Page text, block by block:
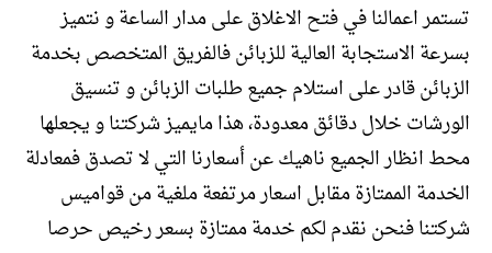
تستمر اعمالنا في فتح الاغلاق على مدار الساعة و نتميز
بسرعة الاستجابة العالية للزبائن فالفريق المتخصص بخدمة
الزبائن قادر على استلام جميع طلبات الزبائن و تنسيق
الورشات خلال دقائق معدودة، هذا مايميز شركتنا و يجعلها
محط انظار الجميع ناهيك عن أسعارنا التي لا تصدق فمعادلة
الخدمة الممتازة مقابل اسعار مرتفعة ملغية من قواميس
شركتنا فنحن نقدم لكم خدمة ممتازة بسعر رخيص حرصا